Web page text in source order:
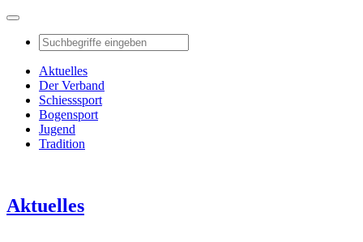
Aktuelles
Der Verband
Schiesssport
Bogensport
Jugend
Tradition
Aktuelles